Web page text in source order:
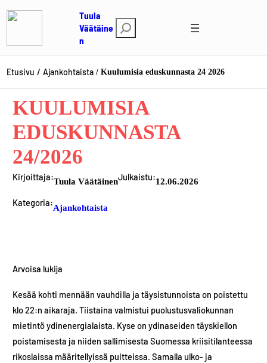
sisältöön
Tuula
Väätäine
n
t
s
i
Etusivu Ajankohtaista Kuulumisia eduskunnasta 24 2026
KUULUMISIA
EDUSKUNNASTA
24/2026
Kirjoittaja:Tuula VäätäinenJulkaistu:12.06.2026
Kategoria:Ajankohtaista
Arvoisa lukija
Kesää kohti mennään vauhdilla ja täysistunnoista on poistettu
klo 22:n aikaraja. Tiistaina valmistui puolustusvaliokunnan
mietintö ydinenergialaista. Kyse on ydinaseiden täyskiellon
poistamisesta ja niiden sallimisesta Suomessa kriisitilanteessa
rikoslaissa määritellyissä puitteissa. Samalla ulko- ja